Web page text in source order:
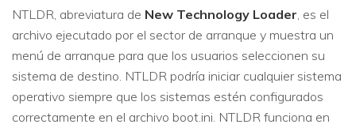
NTLDR, abreviatura de New Technology Loader , es el
archivo ejecutado por el sector de arranque y muestra un
menú de arranque para que los usuarios seleccionen su
sistema de destino. NTLDR podría iniciar cualquier sistema
operativo siempre que los sistemas estén configurados
correctamente en el archivo boot.ini. NTLDR funciona en